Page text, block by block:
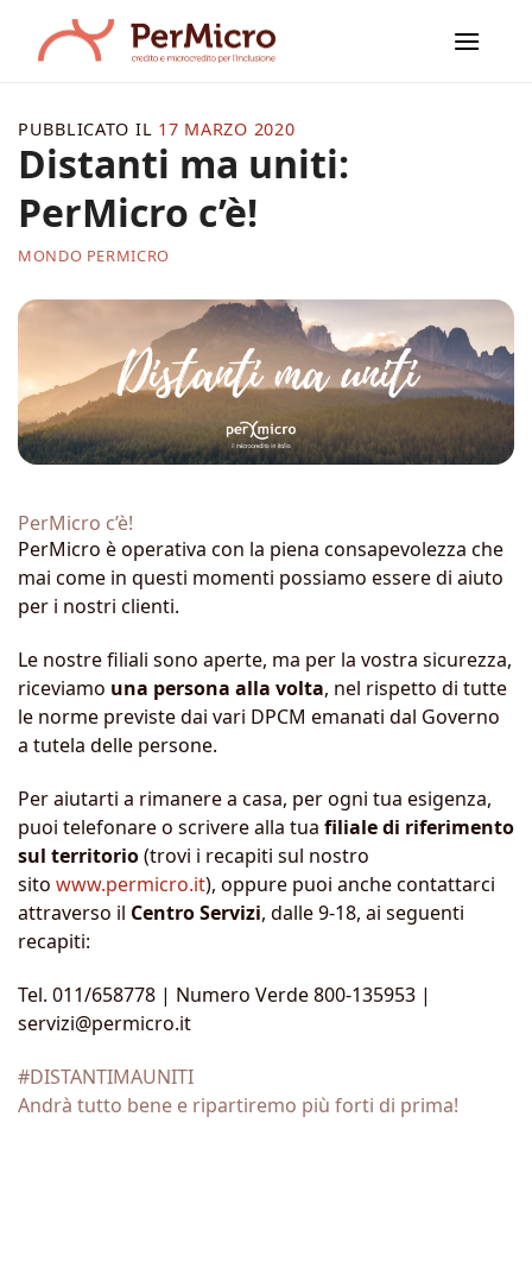
contenuti
MONDO PERMICRO
Distanti ma uniti:
PerMicro c’è!
PUBBLICATO IL 17 MARZO 2020
PerMicro c’è!
PerMicro è operativa con la piena consapevolezza che
mai come in questi momenti possiamo essere di aiuto
per i nostri clienti.
Le nostre filiali sono aperte, ma per la vostra sicurezza,
riceviamo una persona alla volta, nel rispetto di tutte
le norme previste dai vari DPCM emanati dal Governo
a tutela delle persone.
Per aiutarti a rimanere a casa, per ogni tua esigenza,
puoi telefonare o scrivere alla tua filiale di riferimento
sul territorio(trovi i recapiti sul nostro
sito www.permicro.it), oppure puoi anche contattarci
attraverso il Centro Servizi, dalle 9-18, ai seguenti
recapiti:
Tel. 011/658778 | Numero Verde 800-135953 |
servizi@permicro.it
#DISTANTIMAUNITI
Andrà tutto bene e ripartiremo più forti di prima!